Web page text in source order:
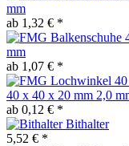
mm
ab 1,32 € *
mm
ab 1,07 € *
40 x 40 x 20 mm 2,0
ab 0,12 € *
Bithalter
5,52 € *